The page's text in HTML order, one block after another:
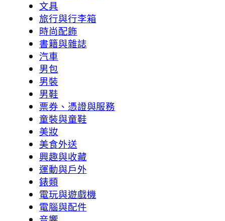
文具
旅行與行李箱
時尚配飾
書籍與雜誌
汽車
男包
男裝
男鞋
票券、憑證與服務
童裝與童鞋
美妝
美食外送
興趣與收藏
運動與戶外
錶類
電玩與遊戲機
電腦與配件